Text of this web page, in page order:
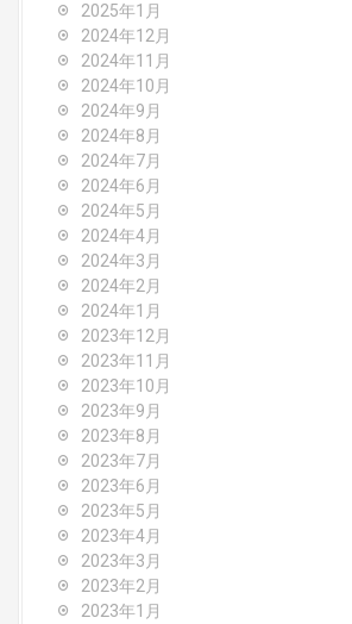
2025年1月
2024年12月
2024年11月
2024年10月
2024年9月
2024年8月
2024年7月
2024年6月
2024年5月
2024年4月
2024年3月
2024年2月
2024年1月
2023年12月
2023年11月
2023年10月
2023年9月
2023年8月
2023年7月
2023年6月
2023年5月
2023年4月
2023年3月
2023年2月
2023年1月